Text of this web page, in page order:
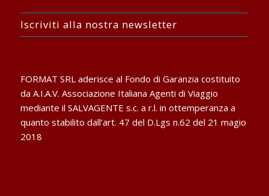
Iscriviti alla nostra newsletter
FORMAT SRL aderisce al Fondo di Garanzia costituito
da A.I.A.V. Associazione Italiana Agenti di Viaggio
mediante il SALVAGENTE s.c. a r.l. in ottemperanza a
quanto stabilito dall’art. 47 del D.Lgs n.62 del 21 magio
2018